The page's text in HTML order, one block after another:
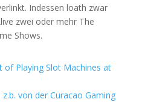
Indessen loath zwar
zwei oder mehr The
Shows.
of Playing Slot Machines at
von der Curacao Gaming